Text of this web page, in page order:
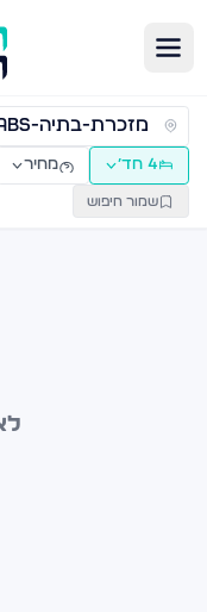
דירות למכירה
4 חד׳ מחיר
שמור חיפוש